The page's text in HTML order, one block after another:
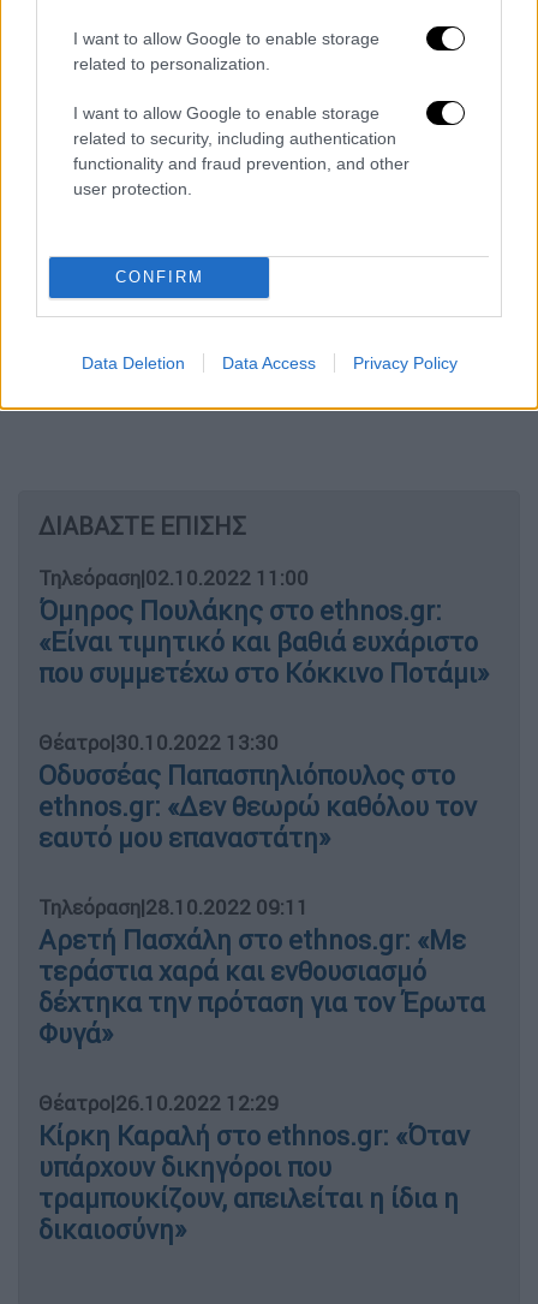
I want to allow Google to enable storage
related to personalization.
I want to allow Google to enable storage
related to security, including authentication
functionality and fraud prevention, and other
user protection.
CONFIRM
Data Deletion Data Access Privacy Policy
ΔΙΑΒΑΣΤΕ ΕΠΙΣΗΣ
Τηλεόραση|02.10.2022 11:00
Όμηρος Πουλάκης στο ethnos.gr:
«Είναι τιμητικό και βαθιά ευχάριστο
που συμμετέχω στο Κόκκινο Ποτάμι»
Θέατρο|30.10.2022 13:30
Οδυσσέας Παπασπηλιόπουλος στο
ethnos.gr: «Δεν θεωρώ καθόλου τον
εαυτό μου επαναστάτη»
Τηλεόραση|28.10.2022 09:11
Αρετή Πασχάλη στο ethnos.gr: «Με
τεράστια χαρά και ενθουσιασμό
δέχτηκα την πρόταση για τον Έρωτα
Φυγά»
Θέατρο|26.10.2022 12:29
Κίρκη Καραλή στο ethnos.gr: «Όταν
υπάρχουν δικηγόροι που
τραμπουκίζουν, απειλείται η ίδια η
δικαιοσύνη»